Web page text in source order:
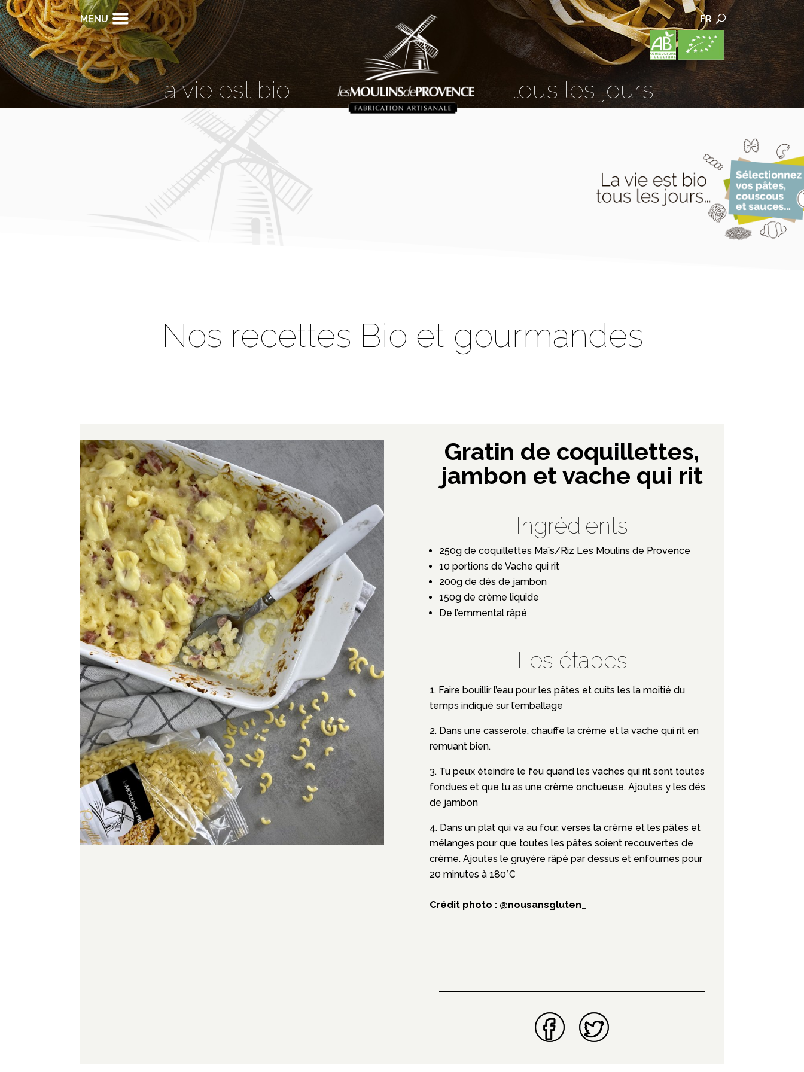
MENU FR
La vie est bio tous les jours
Nos recettes Bio et gourmandes
Gratin de coquillettes,
jambon et vache qui rit
Ingrédients
250g de coquillettes Maïs/Riz Les Moulins de Provence
10 portions de Vache qui rit
200g de dès de jambon
150g de crème liquide
De l’emmental râpé
Les étapes
Faire bouillir l’eau pour les pâtes et cuits les la moitié du
temps indiqué sur l’emballage
Dans une casserole, chauffe la crème et la vache qui rit en
remuant bien.
Tu peux éteindre le feu quand les vaches qui rit sont toutes
fondues et que tu as une crème onctueuse. Ajoutes y les dés
de jambon
Dans un plat qui va au four, verses la crème et les pâtes et
mélanges pour que toutes les pâtes soient recouvertes de
crème. Ajoutes le gruyère râpé par dessus et enfournes pour
20 minutes à 180°C
Crédit photo : @nousansgluten_